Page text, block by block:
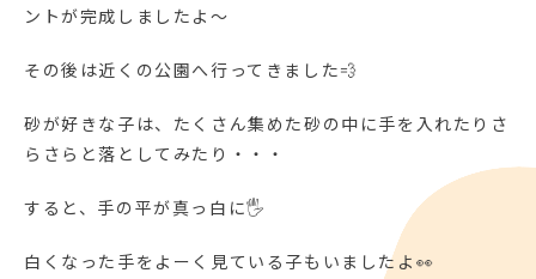
ントが完成しましたよ～
その後は近くの公園へ行ってきました💨
砂が好きな子は、たくさん集めた砂の中に手を入れたりさ
らさらと落としてみたり・・・
すると、手の平が真っ白に🖐
白くなった手をよーく見ている子もいましたよ👀